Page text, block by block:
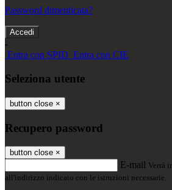
Password dimenticata?
-
Entra con SPID Entra con CIE
Seleziona utente
button close ×
Recupero password
button close ×
E-mail Verrà
all'indirizzo indicato con le istruzioni necessarie.